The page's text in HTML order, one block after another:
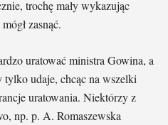
trochę mały wykazując
zasnąć.
uratować ministra Gowina, a
udaje, chcąc na wszelki
uratowania. Niektórzy z
np. p. A. Romaszewska